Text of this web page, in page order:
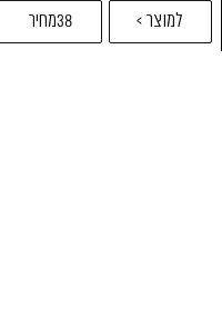
למוצר > 38מחיר